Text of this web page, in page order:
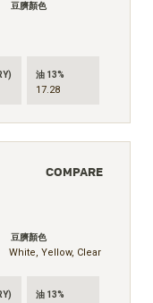
豆臍顏色
油 13%
17.28
豆臍顏色
White, Yellow, Clear
油 13%
COMPARE